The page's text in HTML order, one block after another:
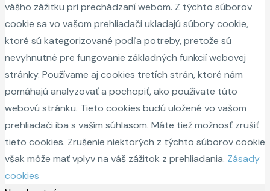
vášho zážitku pri prechádzaní webom. Z týchto súborov
cookie sa vo vašom prehliadači ukladajú súbory cookie,
ktoré sú kategorizované podľa potreby, pretože sú
nevyhnutné pre fungovanie základných funkcií webovej
stránky. Používame aj cookies tretích strán, ktoré nám
pomáhajú analyzovať a pochopiť, ako používate túto
webovú stránku. Tieto cookies budú uložené vo vašom
prehliadači iba s vaším súhlasom. Máte tiež možnosť zrušiť
tieto cookies. Zrušenie niektorých z týchto súborov cookie
však môže mať vplyv na váš zážitok z prehliadania. Zásady
cookies